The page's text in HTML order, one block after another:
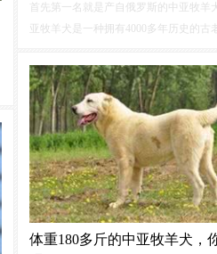
首先第一名就是产自俄罗斯的中亚牧羊
亚牧羊犬是一种拥有4000多年历史的古
伟但是性格又特别的温和，脾气非常的
是中亚牧羊犬打架也是非常厉害的，很
败，非常适合驯养。
体重180多斤的中亚牧羊犬，